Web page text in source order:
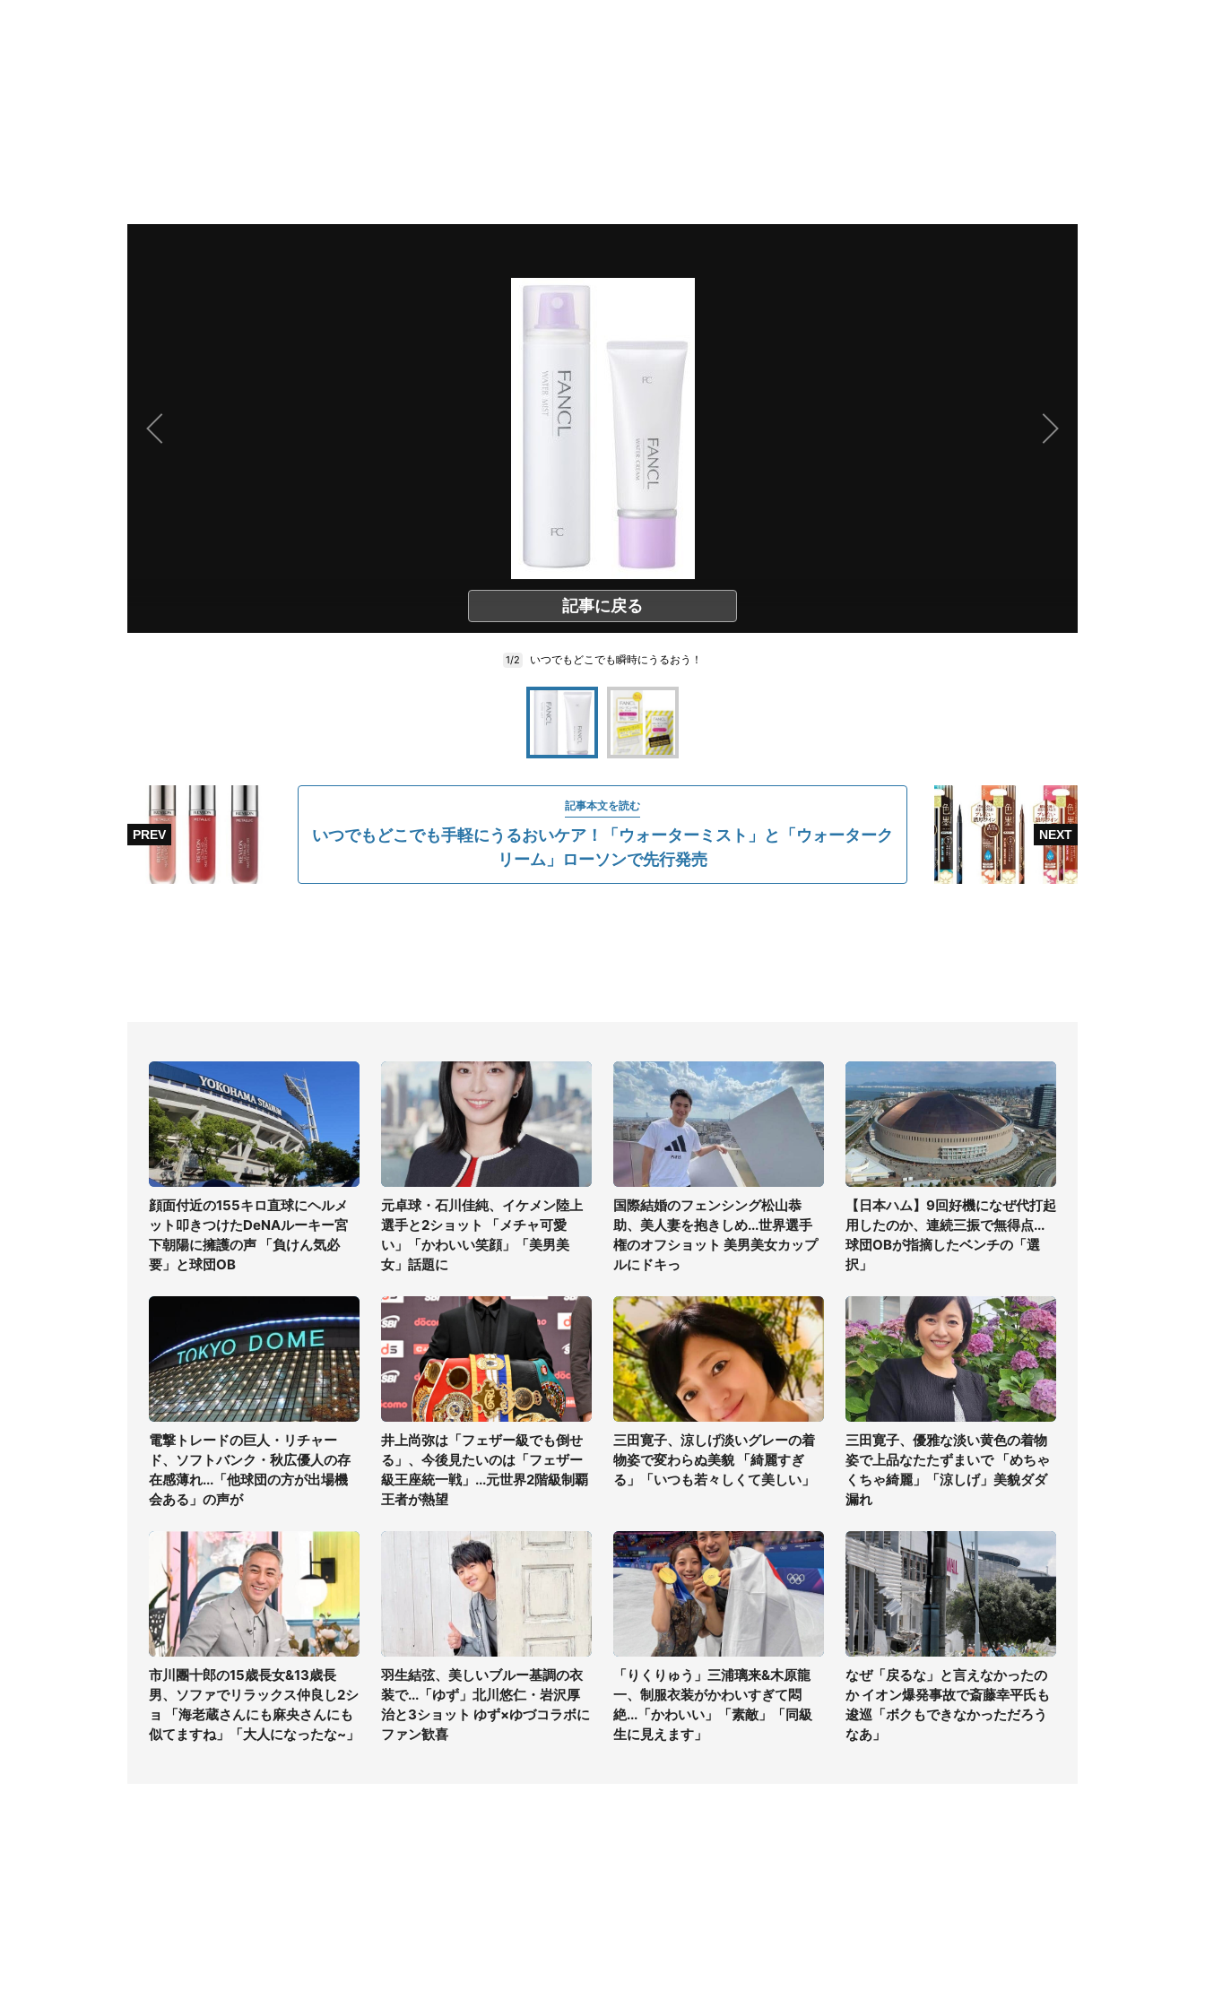
記事に戻る
1/2 いつでもどこでも瞬時にうるおう！
記事本文を読む
いつでもどこでも手軽にうるおいケア！「ウォーターミスト」と「ウォーターク
リーム」ローソンで先行発売
顔面付近の155キロ直球にヘルメ
ット叩きつけたDeNAルーキー宮
下朝陽に擁護の声 「負けん気必
要」と球団OB
元卓球・石川佳純、イケメン陸上
選手と2ショット 「メチャ可愛
い」「かわいい笑顔」「美男美
女」話題に
国際結婚のフェンシング松山恭
助、美人妻を抱きしめ...世界選手
権のオフショット 美男美女カップ
ルにドキっ
【日本ハム】9回好機になぜ代打起
用したのか、連続三振で無得点...
球団OBが指摘したベンチの「選
択」
電撃トレードの巨人・リチャー
ド、ソフトバンク・秋広優人の存
在感薄れ...「他球団の方が出場機
会ある」の声が
井上尚弥は「フェザー級でも倒せ
る」、今後見たいのは「フェザー
級王座統一戦」...元世界2階級制覇
王者が熱望
三田寛子、涼しげ淡いグレーの着
物姿で変わらぬ美貌 「綺麗すぎ
る」「いつも若々しくて美しい」
三田寛子、優雅な淡い黄色の着物
姿で上品なたたずまいで 「めちゃ
くちゃ綺麗」「涼しげ」美貌ダダ
漏れ
市川團十郎の15歳長女&13歳長
男、ソファでリラックス仲良し2シ
ョ 「海老蔵さんにも麻央さんにも
似てますね」「大人になったな~」
羽生結弦、美しいブルー基調の衣
装で...「ゆず」北川悠仁・岩沢厚
治と3ショット ゆず×ゆづコラボに
ファン歓喜
「りくりゅう」三浦璃来&木原龍
一、制服衣装がかわいすぎて悶
絶...「かわいい」「素敵」「同級
生に見えます」
なぜ「戻るな」と言えなかったの
か イオン爆発事故で斎藤幸平氏も
逡巡「ボクもできなかっただろう
なあ」